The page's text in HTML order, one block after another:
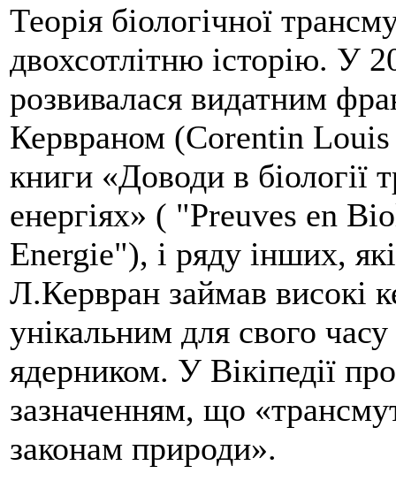
Теорія біологічної
двохсотлітню історію. У
розвивалася видатним
Кервраном (Corentin
книги «Доводи в біології
енергіях» ( "Preuves en
Energie"), і ряду інших,
Л.Кервран займав високі
унікальним для свого
ядерником. У Вікіпедії
зазначенням, що
законам природи».